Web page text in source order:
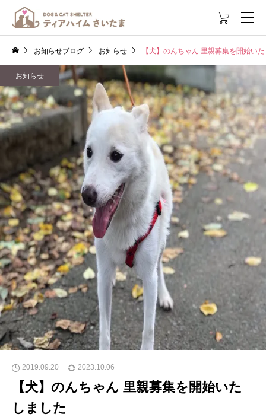

お知らせブログ お知らせ 【犬】のんちゃん 里親募集を開始い
お知らせ
2019.09.20 2023.10.06
【犬】のんちゃん 里親募集を開始いた
しました